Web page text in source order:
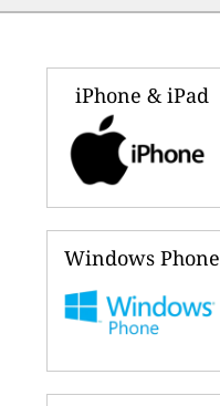
iPhone & iPad
Windows Phone